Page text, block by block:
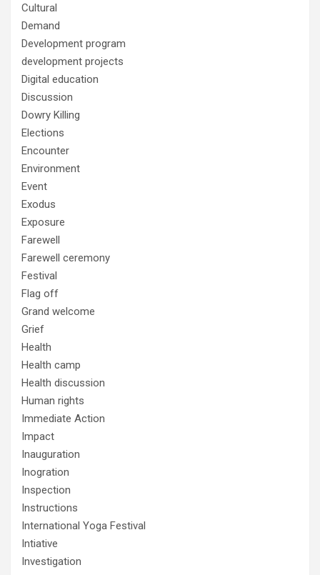
Cultural
Demand
Development program
development projects
Digital education
Discussion
Dowry Killing
Elections
Encounter
Environment
Event
Exodus
Exposure
Farewell
Farewell ceremony
Festival
Flag off
Grand welcome
Grief
Health
Health camp
Health discussion
Human rights
Immediate Action
Impact
Inauguration
Inogration
Inspection
Instructions
International Yoga Festival
Intiative
Investigation